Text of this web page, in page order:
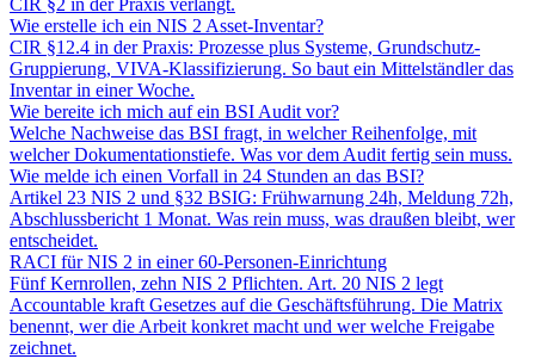
Wie erstelle ich ein NIS 2 Asset-Inventar?
CIR §12.4 in der Praxis: Prozesse plus Systeme, Grundschutz-
Gruppierung, VIVA-Klassifizierung. So baut ein Mittelständler das
Inventar in einer Woche.
Wie bereite ich mich auf ein BSI Audit vor?
Welche Nachweise das BSI fragt, in welcher Reihenfolge, mit
welcher Dokumentationstiefe. Was vor dem Audit fertig sein muss.
Wie melde ich einen Vorfall in 24 Stunden an das BSI?
Artikel 23 NIS 2 und §32 BSIG: Frühwarnung 24h, Meldung 72h,
Abschlussbericht 1 Monat. Was rein muss, was draußen bleibt, wer
entscheidet.
RACI für NIS 2 in einer 60-Personen-Einrichtung
Fünf Kernrollen, zehn NIS 2 Pflichten. Art. 20 NIS 2 legt
Accountable kraft Gesetzes auf die Geschäftsführung. Die Matrix
benennt, wer die Arbeit konkret macht und wer welche Freigabe
zeichnet.